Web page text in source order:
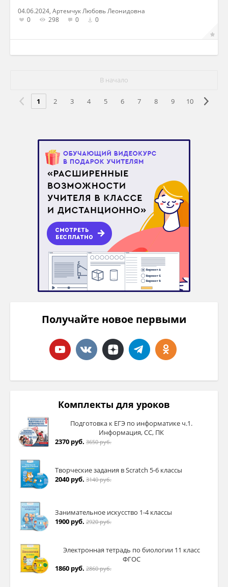
04.06.2024, Артемчук Любовь Леонидовна
0
298 0 0
В начало
1 2 3 4 5 6 7 8 9 10
Получайте новое первыми
Комплекты для уроков
Подготовка к ЕГЭ по информатике ч.1.
Информация, СС, ПК
2370 руб. 3650 руб.
Творческие задания в Sсratch 5-6 классы
2040 руб. 3140 руб.
Занимательное искусство 1-4 классы
1900 руб. 2920 руб.
Электронная тетрадь по биологии 11 класс
ФГОС
1860 руб. 2860 руб.